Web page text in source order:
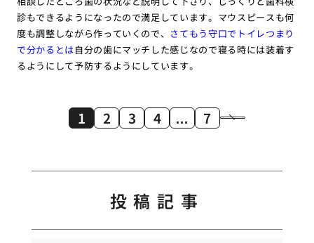
診もできるようになったので満足しています。マウスピースも何
度も調整しながら作っていくので、 さてもう守口でトイレつまり
で分かるとは自分の歯にマッチした感じなので寝る時には装着す
るようにして予防するようにしています。
1 2 3 4 … 7
投稿記事